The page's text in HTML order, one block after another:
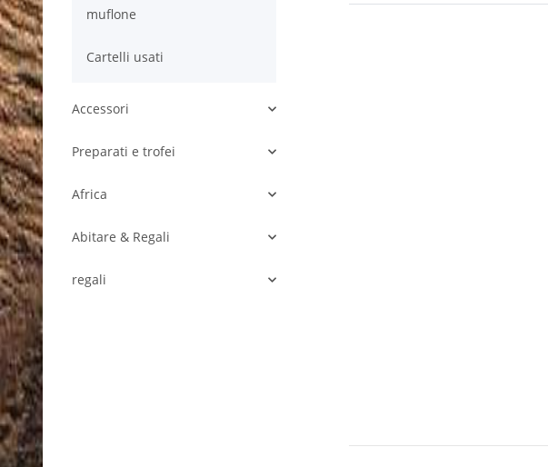
muflone
Cartelli usati
Accessori
Preparati e trofei
Africa
Abitare & Regali
regali